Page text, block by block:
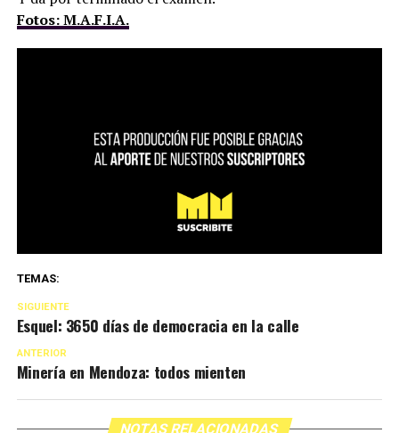
Fotos: M.A.F.I.A.
TEMAS:
SIGUIENTE
Esquel: 3650 días de democracia en la calle
ANTERIOR
Minería en Mendoza: todos mienten
NOTAS RELACIONADAS